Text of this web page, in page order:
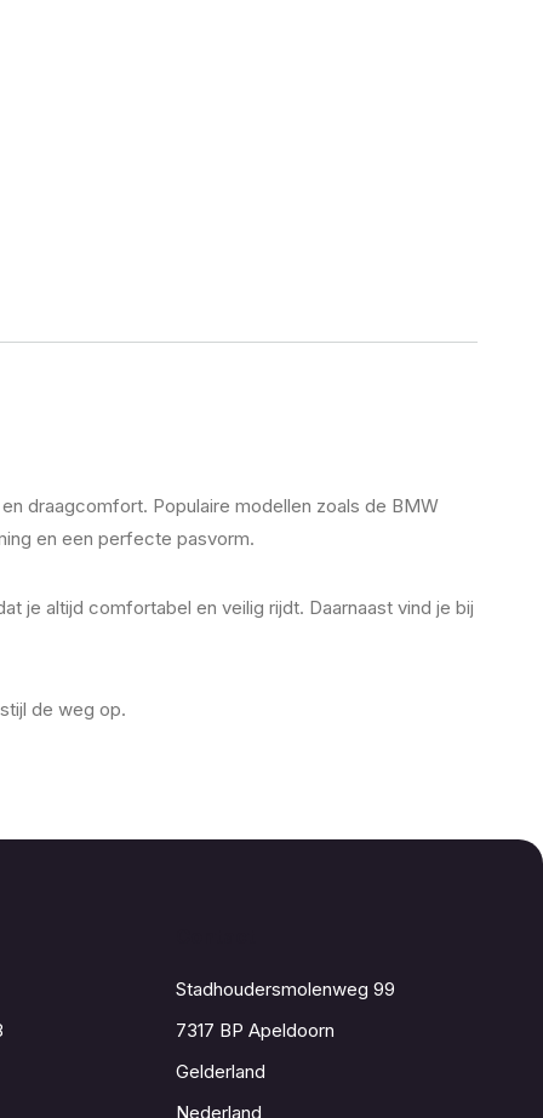
draagcomfort. Populaire modellen zoals de BMW
en een perfecte pasvorm.
je altijd comfortabel en veilig rijdt. Daarnaast vind je bij
de weg op.
Stadhoudersmolenweg 99
7317 BP Apeldoorn
Gelderland
Nederland